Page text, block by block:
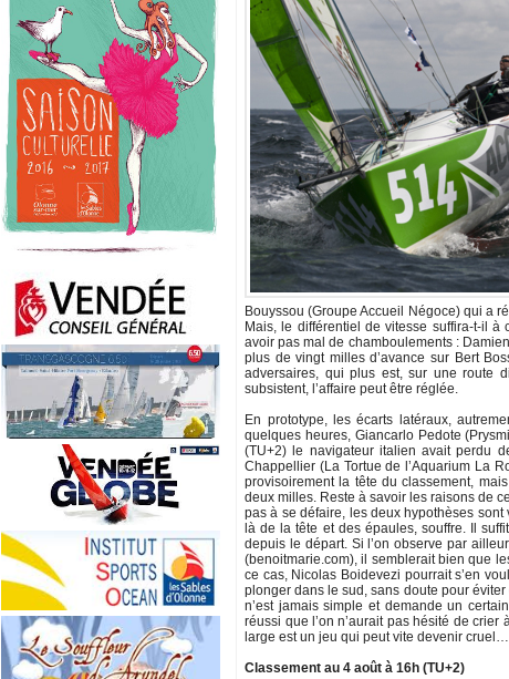
Bouyssou (Groupe Accueil Négoce) qui a
Mais, le différentiel de vitesse suffira-t-il
avoir pas mal de chamboulements :
plus de vingt milles d’avance sur Bert
adversaires, qui plus est, sur une route
subsistent, l’affaire peut être réglée.
En prototype, les écarts latéraux,
quelques heures, Giancarlo Pedote
(TU+2) le navigateur italien avait perdu
Chappellier (La Tortue de l’Aquarium La
provisoirement la tête du classement,
deux milles. Reste à savoir les raisons de
pas à se défaire, les deux hypothèses
là de la tête et des épaules, souffre. Il
depuis le départ. Si l’on observe par
(benoitmarie.com), il semblerait bien que
ce cas, Nicolas Boidevezi pourrait s’en
plonger dans le sud, sans doute pour
n’est jamais simple et demande un
réussi que l’on n’aurait pas hésité de
large est un jeu qui peut vite devenir cruel…
Classement au 4 août à 16h (TU+2)